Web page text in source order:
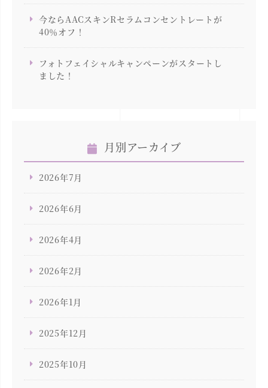
今ならAACスキンRセラムコンセントレートが
40％オフ！
フォトフェイシャルキャンペーンがスタートし
ました！
月別アーカイブ
2026年7月
2026年6月
2026年4月
2026年2月
2026年1月
2025年12月
2025年10月